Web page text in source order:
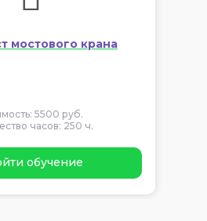
мостового крана
5500 руб.
часов: 250 ч.
обучение